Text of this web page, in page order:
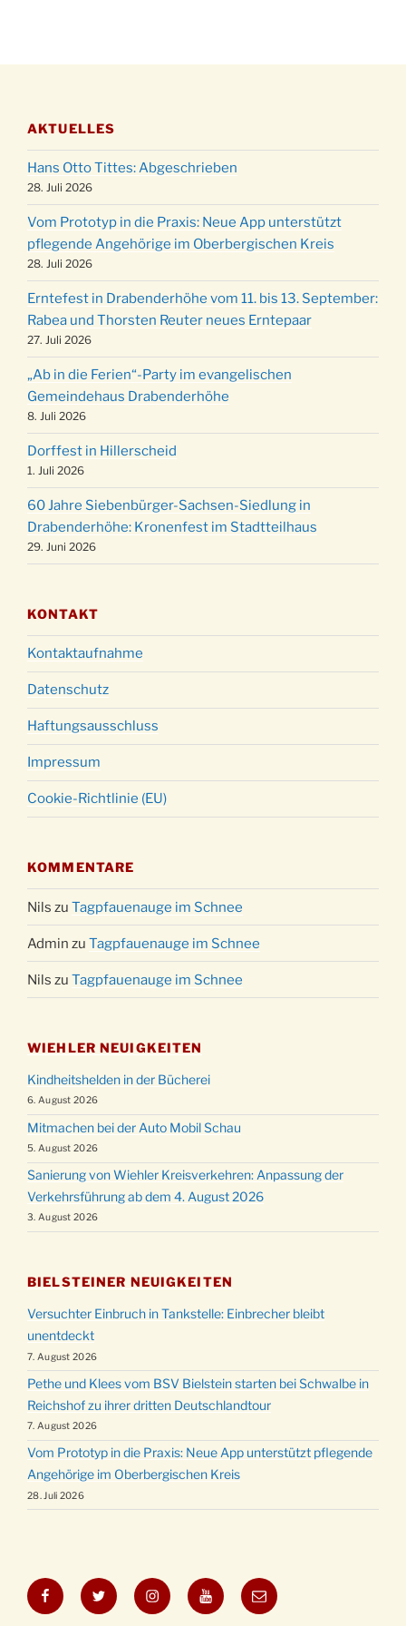
Stadtteilhaus um 19:00 Uhr
11.12.
Puer-Natus weihnachtliches Brauchtum am
Robert-Gassner-Hof um 17:00 Uhr
19.12.
Kinderbibeltag im Ev. Gemeindehaus von 10-
12 Uhr
20.12.
Weihnachts-Konzert des Honterus Chors in
der Kirche um 17:00 Uhr
24.12.
Familiengottesdienst mit Krippenspiel im Ev.
Gemeindehaus um 15:00 Uhr
24.12. Familiengottesdienst in der FeG um 16 Uhr
24.12.
Weihnachtsgottesdienst in der Kirche um
15:00 Uhr
24.12.
Weihnachtsgottesdienst in der Kirche um
18:00 Uhr
24.12.
Christmette mit der ev. Jugend in der Kirche
um 23:00 Uhr
31.12.
Gottesdienst zu Silvester in der Kirche um
18:00 Uhr
AKTUELLES
Hans Otto Tittes: Abgeschrieben
28. Juli 2026
Vom Prototyp in die Praxis: Neue App unterstützt
pflegende Angehörige im Oberbergischen Kreis
28. Juli 2026
Erntefest in Drabenderhöhe vom 11. bis 13. September:
Rabea und Thorsten Reuter neues Erntepaar
27. Juli 2026
„Ab in die Ferien“-Party im evangelischen
Gemeindehaus Drabenderhöhe
8. Juli 2026
Dorffest in Hillerscheid
1. Juli 2026
60 Jahre Siebenbürger-Sachsen-Siedlung in
Drabenderhöhe: Kronenfest im Stadtteilhaus
29. Juni 2026
KONTAKT
Kontaktaufnahme
Datenschutz
Haftungsausschluss
Impressum
Cookie-Richtlinie (EU)
KOMMENTARE
Nils zu Tagpfauenauge im Schnee
Admin zu Tagpfauenauge im Schnee
Nils zu Tagpfauenauge im Schnee
WIEHLER NEUIGKEITEN
Kindheitshelden in der Bücherei
6. August 2026
Mitmachen bei der Auto Mobil Schau
5. August 2026
Sanierung von Wiehler Kreisverkehren: Anpassung der
Verkehrsführung ab dem 4. August 2026
3. August 2026
BIELSTEINER NEUIGKEITEN
Versuchter Einbruch in Tankstelle: Einbrecher bleibt
unentdeckt
7. August 2026
Pethe und Klees vom BSV Bielstein starten bei Schwalbe in
Reichshof zu ihrer dritten Deutschlandtour
7. August 2026
Vom Prototyp in die Praxis: Neue App unterstützt pflegende
Angehörige im Oberbergischen Kreis
28. Juli 2026
FacebookTwitter InstagramYouTubeE-
Mail